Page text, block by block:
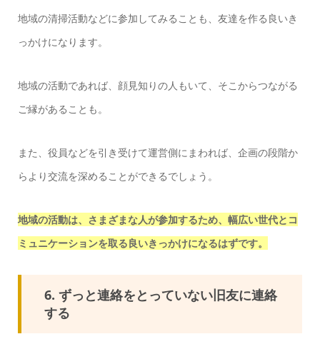
地域の清掃活動などに参加してみることも、友達を作る良いき
っかけになります。
地域の活動であれば、顔見知りの人もいて、そこからつながる
ご縁があることも。
また、役員などを引き受けて運営側にまわれば、企画の段階か
らより交流を深めることができるでしょう。
地域の活動は、さまざまな人が参加するため、幅広い世代とコ
ミュニケーションを取る良いきっかけになるはずです。
6. ずっと連絡をとっていない旧友に連絡
する